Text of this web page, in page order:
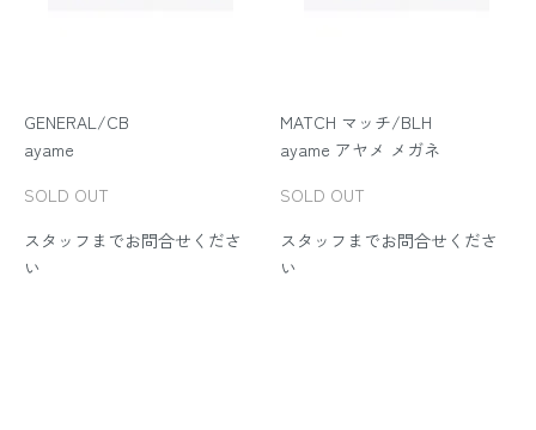
GENERAL/CB
ayame
SOLD OUT
スタッフまでお問合せくださ
い
MATCH マッチ/BLH
ayame アヤメ メガネ
SOLD OUT
スタッフまでお問合せくださ
い